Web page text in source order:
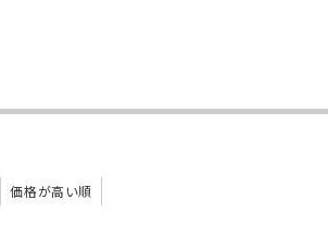
90×205
印刷サービス
価格が高い順